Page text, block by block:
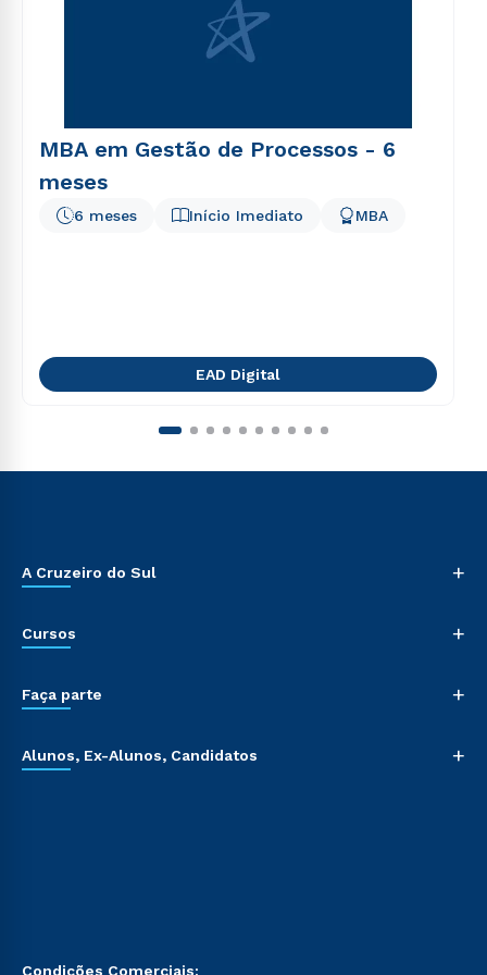
MBA em Gestão de Processos - 6
meses
Início Imediato
6 meses MBA
EAD Digital
A Cruzeiro do Sul +
Cursos +
Faça parte +
Alunos, Ex-Alunos, Candidatos +
Condições Comerciais: